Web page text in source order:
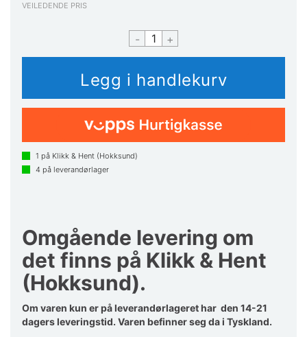
VEILEDENDE PRIS
- +
1 på Klikk & Hent (Hokksund)
4 på leverandørlager
Omgående levering om
det finns på Klikk & Hent
(Hokksund).
Om varen kun er på leverandørlageret har den 14-21
dagers leveringstid. Varen befinner seg da i Tyskland.